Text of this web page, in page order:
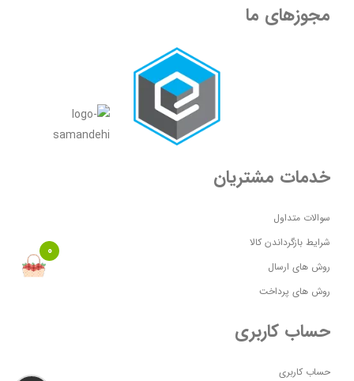
مجوزهای ما
خدمات مشتریان
سوالات متداول
شرایط بازگرداندن کالا
روش های ارسال
روش های پرداخت
حساب کاربری
حساب کاربری
0